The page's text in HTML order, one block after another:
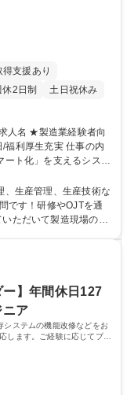
得支援あり
2日制
土日祝休み
生充実 仕事の内
ート化」を支えるシステ
場での実体験を、ITの
る 企画・シス
などをお任せします。
貫して対応していま
など 【データベース
、生産管理、生産技術な
です！研修やOJTを通
ただいて製造現場のD
パナソニックの技術力
工場化を推進。年間休
ライベートとのバラン
リア形成が可能で
資格：
ー】年間休日127
ニア
システムの機能改修などをお
します。ご経験に応じてプロ